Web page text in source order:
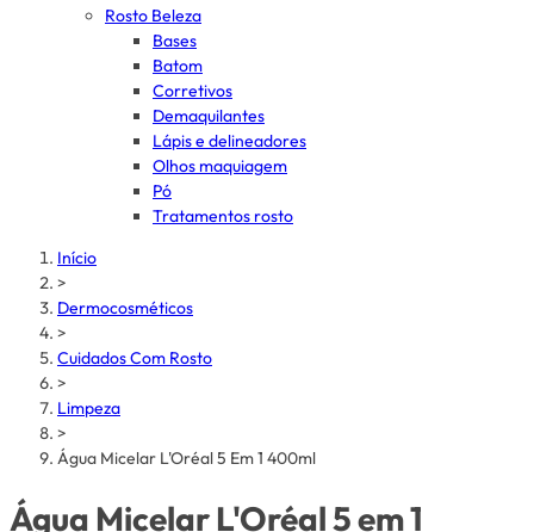
Rosto Beleza
Bases
Batom
Corretivos
Demaquilantes
Lápis e delineadores
Olhos maquiagem
Pó
Tratamentos rosto
Início
>
Dermocosméticos
>
Cuidados Com Rosto
>
Limpeza
>
Água Micelar L'Oréal 5 Em 1 400ml
Água Micelar L'Oréal 5 em 1